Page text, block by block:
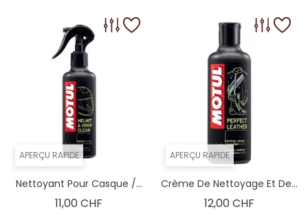
APERÇU RAPIDE
Nettoyant Pour Casque /...
11,00 CHF
APERÇU RAPIDE
Crème De Nettoyage Et De...
12,00 CHF